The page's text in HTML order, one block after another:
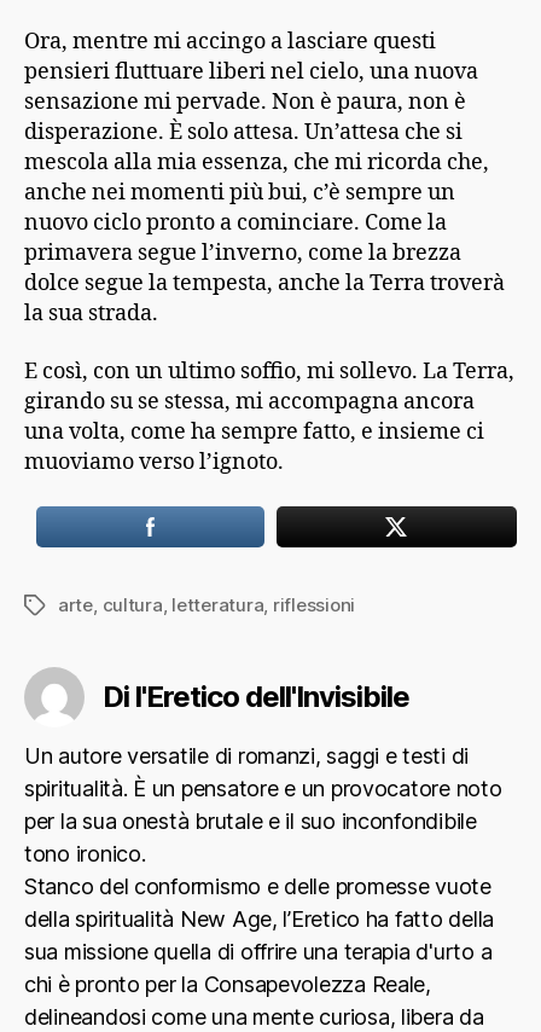
Ora, mentre mi accingo a lasciare questi
pensieri fluttuare liberi nel cielo, una nuova
sensazione mi pervade. Non è paura, non è
disperazione. È solo attesa. Un’attesa che si
mescola alla mia essenza, che mi ricorda che,
anche nei momenti più bui, c’è sempre un
nuovo ciclo pronto a cominciare. Come la
primavera segue l’inverno, come la brezza
dolce segue la tempesta, anche la Terra troverà
la sua strada.
E così, con un ultimo soffio, mi sollevo. La Terra,
girando su se stessa, mi accompagna ancora
una volta, come ha sempre fatto, e insieme ci
muoviamo verso l’ignoto.
Tag arte, cultura, letteratura, riflessioni
Di l'Eretico dell'Invisibile
Un autore versatile di romanzi, saggi e testi di
spiritualità. È un pensatore e un provocatore noto
per la sua onestà brutale e il suo inconfondibile
tono ironico.
Stanco del conformismo e delle promesse vuote
della spiritualità New Age, l’Eretico ha fatto della
sua missione quella di offrire una terapia d'urto a
chi è pronto per la Consapevolezza Reale,
delineandosi come una mente curiosa, libera da